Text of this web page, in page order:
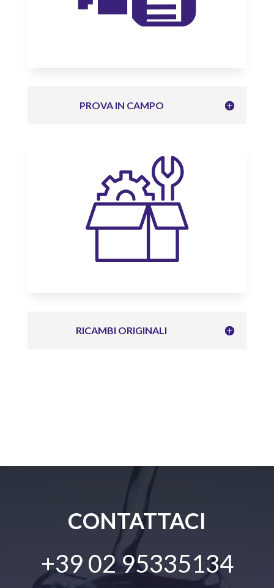
PROVA IN CAMPO
RICAMBI ORIGINALI
CONTATTACI
+39 02 95335134